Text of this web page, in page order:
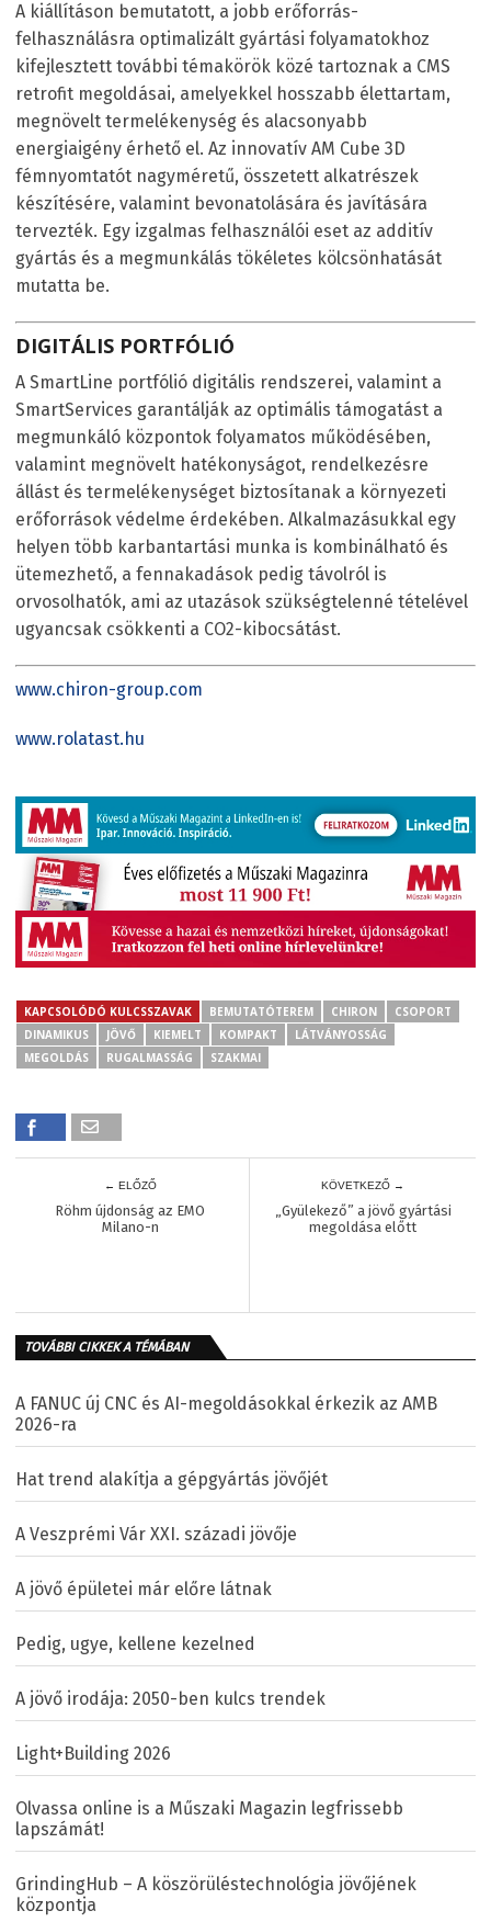
A kiállításon bemutatott, a jobb erőforrás-
felhasználásra optimalizált gyártási folyamatokhoz
kifejlesztett további témakörök közé tartoznak a CMS
retrofit megoldásai, amelyekkel hosszabb élettartam,
megnövelt termelékenység és alacsonyabb
energiaigény érhető el. Az innovatív AM Cube 3D
fémnyomtatót nagyméretű, összetett alkatrészek
készítésére, valamint bevonatolására és javítására
tervezték. Egy izgalmas felhasználói eset az additív
gyártás és a megmunkálás tökéletes kölcsönhatását
mutatta be.
DIGITÁLIS PORTFÓLIÓ
A SmartLine portfólió digitális rendszerei, valamint a
SmartServices garantálják az optimális támogatást a
megmunkáló központok folyamatos működésében,
valamint megnövelt hatékonyságot, rendelkezésre
állást és termelékenységet biztosítanak a környezeti
erőforrások védelme érdekében. Alkalmazásukkal egy
helyen több karbantartási munka is kombinálható és
ütemezhető, a fennakadások pedig távolról is
orvosolhatók, ami az utazások szükségtelenné tételével
ugyancsak csökkenti a CO2-kibocsátást.
www.chiron-group.com
www.rolatast.hu
KAPCSOLÓDÓ KULCSSZAVAK BEMUTATÓTEREM CHIRON
CSOPORT
DINAMIKUS
JÖVŐ KIEMELT KOMPAKT
LÁTVÁNYOSSÁG
MEGOLDÁS
RUGALMASSÁG SZAKMAI
← ELŐZŐ
Röhm újdonság az EMO
Milano-n
KÖVETKEZŐ →
„Gyülekező” a jövő gyártási
megoldása előtt
TOVÁBBI CIKKEK A TÉMÁBAN
A FANUC új CNC és AI-megoldásokkal érkezik az AMB
2026-ra
Hat trend alakítja a gépgyártás jövőjét
A Veszprémi Vár XXI. századi jövője
A jövő épületei már előre látnak
Pedig, ugye, kellene kezelned
A jövő irodája: 2050-ben kulcs trendek
Light+Building 2026
Olvassa online is a Műszaki Magazin legfrissebb
lapszámát!
GrindingHub – A köszörüléstechnológia jövőjének
központja